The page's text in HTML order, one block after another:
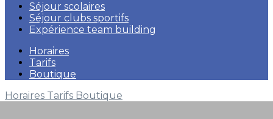
Séjour scolaires
Séjour clubs sportifs
Expérience team building
Horaires
Tarifs
Boutique
Horaires Tarifs Boutique